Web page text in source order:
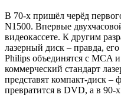
В 70-х пришёл черёд
N1500. Впервые
видеокассете. К другим
лазерный диск – правда,
Philips объединятся с MCA
коммерческий стандарт
представят компакт-диск –
превратится в DVD, а в 90-